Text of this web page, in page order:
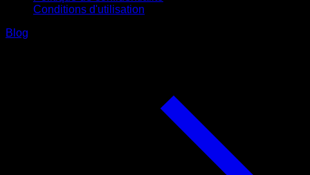
Conditions d'utilisation
Blog